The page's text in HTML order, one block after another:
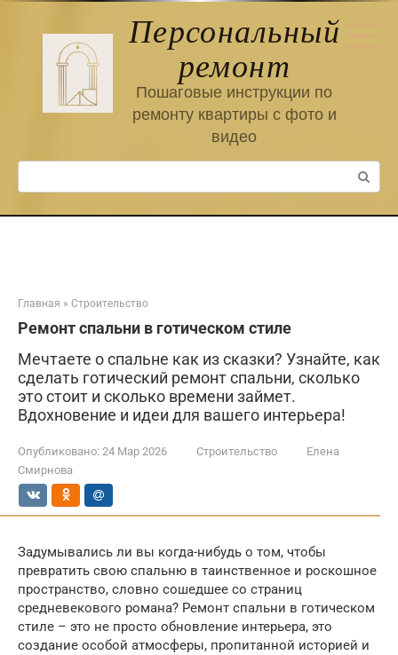
Персональный
ремонт
Пошаговые инструкции по
ремонту квартиры с фото и
видео
Поиск:
Главная » Строительство
Ремонт спальни в готическом стиле
Мечтаете о спальне как из сказки? Узнайте, как
сделать готический ремонт спальни, сколько
это стоит и сколько времени займет.
Вдохновение и идеи для вашего интерьера!
Опубликовано: 24 Мар 2026 Строительство
Елена
Смирнова
Задумывались ли вы когда-нибудь о том, чтобы
превратить свою спальню в таинственное и роскошное
пространство, словно сошедшее со страниц
средневекового романа? Ремонт спальни в готическом
стиле – это не просто обновление интерьера, это
создание особой атмосферы, пропитанной историей и